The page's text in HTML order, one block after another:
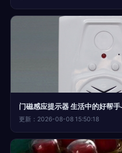
门磁感应提示器 生活中的好帮
更新：2026-08-08 15:50:18